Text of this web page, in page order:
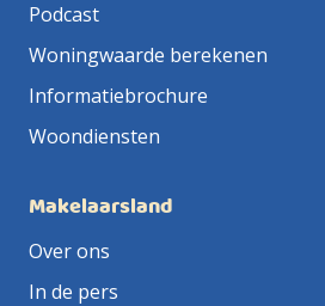
Podcast
Woningwaarde berekenen
Informatiebrochure
Woondiensten
Makelaarsland
Over ons
In de pers